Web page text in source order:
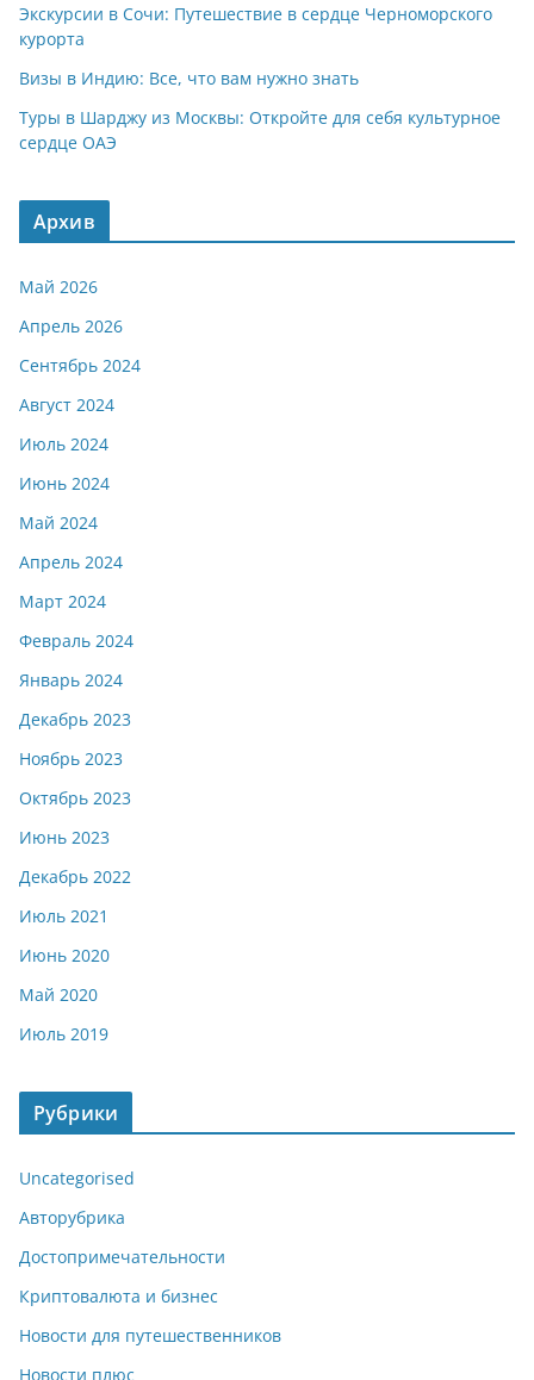
Экскурсии в Сочи: Путешествие в сердце Черноморского
курорта
Визы в Индию: Все, что вам нужно знать
Туры в Шарджу из Москвы: Откройте для себя культурное
сердце ОАЭ
Архив
Май 2026
Апрель 2026
Сентябрь 2024
Август 2024
Июль 2024
Июнь 2024
Май 2024
Апрель 2024
Март 2024
Февраль 2024
Январь 2024
Декабрь 2023
Ноябрь 2023
Октябрь 2023
Июнь 2023
Декабрь 2022
Июль 2021
Июнь 2020
Май 2020
Июль 2019
Рубрики
Uncategorised
Авторубрика
Достопримечательности
Криптовалюта и бизнес
Новости для путешественников
Новости плюс